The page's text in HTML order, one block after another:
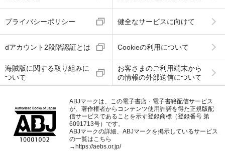
プライバシーポリシー 健全なサービスに向けて
dアカウント2段階認証とは Cookieの利用について
海賊版に関する取り組みに
ついて
お客さまのご利用端末から
の情報の外部送信について
ABJマークは、この電子書店・電子書籍配信サービス
が、著作権者からコンテンツ使用許諾を得た正規版配
信サービスであることを示す登録商標（登録番号 第
6091713号）です。
ABJマークの詳細、ABJマークを掲示しているサービス
の一覧はこちら
→ https://aebs.or.jp/